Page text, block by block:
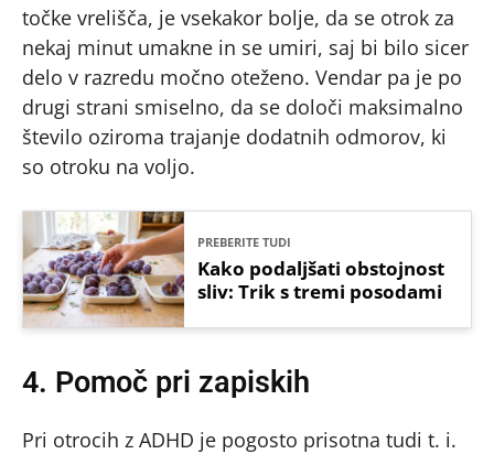
točke vrelišča, je vsekakor bolje, da se otrok za
nekaj minut umakne in se umiri, saj bi bilo sicer
delo v razredu močno oteženo. Vendar pa je po
drugi strani smiselno, da se določi maksimalno
število oziroma trajanje dodatnih odmorov, ki
so otroku na voljo.
PREBERITE TUDI
Kako podaljšati obstojnost
sliv: Trik s tremi posodami
4. Pomoč pri zapiskih
Pri otrocih z ADHD je pogosto prisotna tudi t. i.